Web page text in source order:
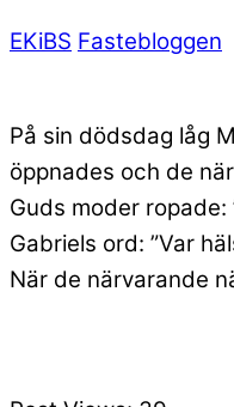
EKiBS Fastebloggen
På sin dödsdag låg
öppnades och de
Guds moder
Gabriels ord: ”Var
När de närvarande